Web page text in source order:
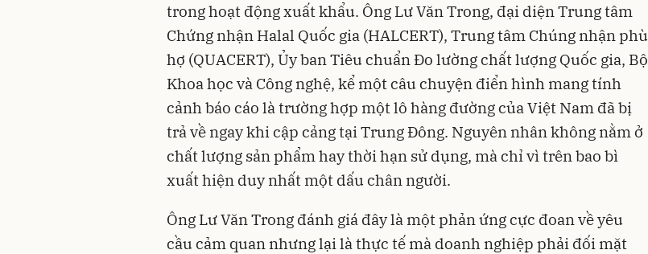
trong hoạt động xuất khẩu. Ông Lư Văn Trong, đại diện Trung tâm
Chứng nhận Halal Quốc gia (HALCERT), Trung tâm Chúng nhận phù
hợ (QUACERT), Ủy ban Tiêu chuẩn Đo lường chất lượng Quốc gia, Bộ
Khoa học và Công nghệ, kể một câu chuyện điển hình mang tính
cảnh báo cáo là trường hợp một lô hàng đường của Việt Nam đã bị
trả về ngay khi cập cảng tại Trung Đông. Nguyên nhân không nằm ở
chất lượng sản phẩm hay thời hạn sử dụng, mà chỉ vì trên bao bì
xuất hiện duy nhất một dấu chân người.
Ông Lư Văn Trong đánh giá đây là một phản ứng cực đoan về yêu
cầu cảm quan nhưng lại là thực tế mà doanh nghiệp phải đối mặt